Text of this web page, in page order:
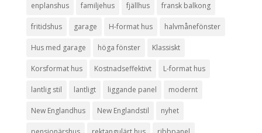
enplanshus familjehus fjällhus fransk balkong
fritidshus garage H-format hus halvmånefönster
Hus med garage höga fönster Klassiskt
Korsformat hus Kostnadseffektivt L-format hus
lantlig stil lantligt liggande panel modernt
New Englandhus New Englandstil nyhet